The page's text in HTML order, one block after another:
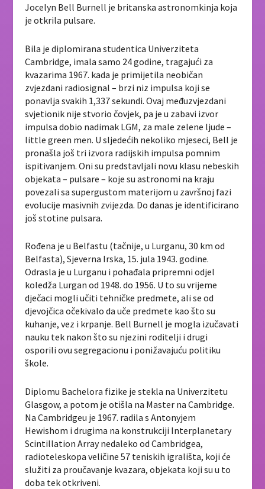
Jocelyn Bell Burnell je britanska astronomkinja koja
je otkrila pulsare.
Bila je diplomirana studentica Univerziteta
Cambridge, imala samo 24 godine, tragajući za
kvazarima 1967. kada je primijetila neobičan
zvjezdani radiosignal – brzi niz impulsa koji se
ponavlja svakih 1,337 sekundi. Ovaj međuzvjezdani
svjetionik nije stvorio čovjek, pa je u zabavi izvor
impulsa dobio nadimak LGM, za male zelene ljude –
little green men. U sljedećih nekoliko mjeseci, Bell je
pronašla još tri izvora radijskih impulsa pomnim
ispitivanjem. Oni su predstavljali novu klasu nebeskih
objekata – pulsare – koje su astronomi na kraju
povezali sa supergustom materijom u završnoj fazi
evolucije masivnih zvijezda. Do danas je identificirano
još stotine pulsara.
Rođena je u Belfastu (tačnije, u Lurganu, 30 km od
Belfasta), Sjeverna Irska, 15. jula 1943. godine.
Odrasla je u Lurganu i pohađala pripremni odjel
koledža Lurgan od 1948. do 1956. U to su vrijeme
dječaci mogli učiti tehničke predmete, ali se od
djevojčica očekivalo da uče predmete kao što su
kuhanje, vez i krpanje. Bell Burnell je mogla izučavati
nauku tek nakon što su njezini roditelji i drugi
osporili ovu segregacionu i ponižavajuću politiku
škole.
Diplomu Bachelora fizike je stekla na Univerzitetu
Glasgow, a potom je otišla na Master na Cambridge.
Na Cambridgeu je 1967. radila s Antonyjem
Hewishom i drugima na konstrukciji Interplanetary
Scintillation Array nedaleko od Cambridgea,
radioteleskopa veličine 57 teniskih igrališta, koji će
služiti za proučavanje kvazara, objekata koji su u to
doba tek otkriveni.